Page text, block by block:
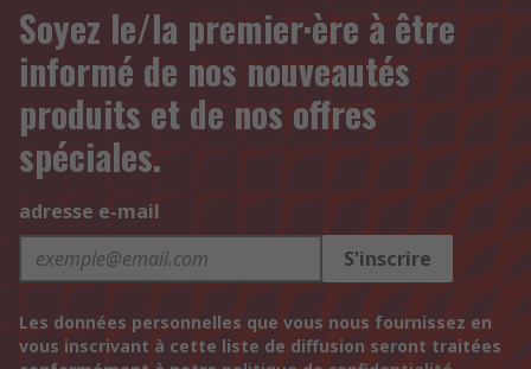
Soyez le/la premier·ère à être
informé de nos nouveautés
produits et de nos offres
spéciales.
adresse e-mail
S'inscrire
Les données personnelles que vous nous fournissez en
vous inscrivant à cette liste de diffusion seront traitées